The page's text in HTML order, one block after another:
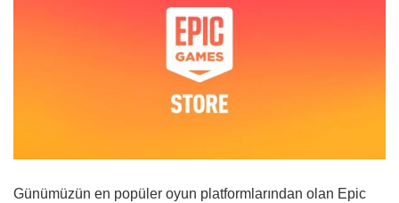
Günümüzün en popüler oyun platformlarından olan Epic